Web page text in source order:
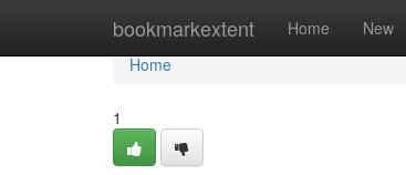
bookmarkextent Home New
Home
Home
1